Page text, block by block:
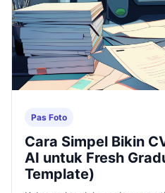
Pas Foto
Cara Simpel Bikin
AI untuk Fresh
Template)